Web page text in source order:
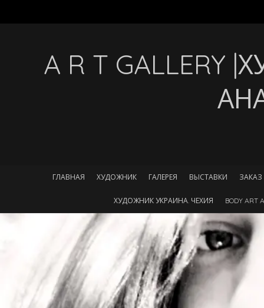
A R T
ГЛАВНАЯ ХУДОЖНИК ГАЛЕРЕЯ ВЫСТАВКИ
ХУДОЖНИК УКРАИНА. ЧЕХИЯ BODY ART